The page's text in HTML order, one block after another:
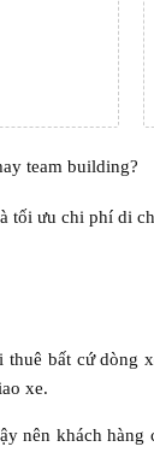
team building?
tối ưu chi phí di
bất cứ dòng
xe.
nên khách hàng